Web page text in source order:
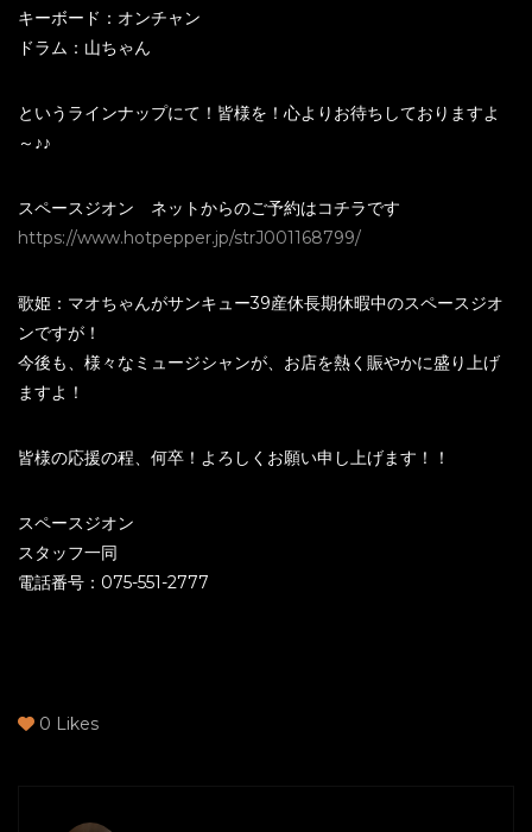
キーボード：オンチャン
ドラム：山ちゃん
というラインナップにて！皆様を！心よりお待ちしておりますよ
～♪♪
スペースジオン ネットからのご予約はコチラです
https://www.hotpepper.jp/strJ001168799/
歌姫：マオちゃんがサンキュー39産休長期休暇中のスペースジオ
ンですが！
今後も、様々なミュージシャンが、お店を熱く賑やかに盛り上げ
ますよ！
皆様の応援の程、何卒！よろしくお願い申し上げます！！
スペースジオン
スタッフ一同
電話番号：075-551-2777
0 Likes